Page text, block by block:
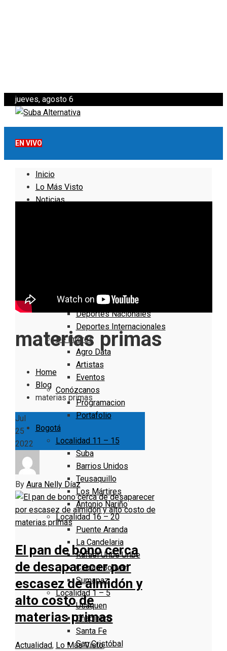
jueves, agosto 6
EN VIVO
Inicio
Lo Más Visto
Noticias
Deportes Locales
Deportes Nacionales
Deportes Internacionales
De Interés
Agro Data
Artistas
Eventos
Conózcanos
Programacion
Portafolio
Bogotá
Localidad 11 – 15
Suba
Barrios Unidos
Teusaquillo
Los Mártires
Antonio Nariño
Localidad 16 – 20
Puente Aranda
La Candelaria
Rafael Uribe Uribe
Ciudad Bolivar
Sumapaz
Localidad 1 – 5
Usaquen
Chapinero
Santa Fe
San Cristóbal
materias primas
Home
Blog
materias primas
Jul
25
2022
By Aura Nelly Díaz
El pan de bono cerca
de desaparecer por
escasez de almidón y
alto costo de
materias primas
Actualidad, Lo Más Visto,